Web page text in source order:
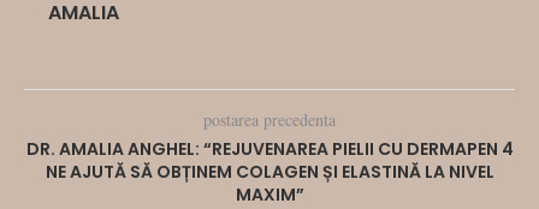
AMALIA
postarea precedenta
DR. AMALIA ANGHEL: “REJUVENAREA PIELII CU DERMAPEN 4
NE AJUTĂ SĂ OBȚINEM COLAGEN ȘI ELASTINĂ LA NIVEL
MAXIM”